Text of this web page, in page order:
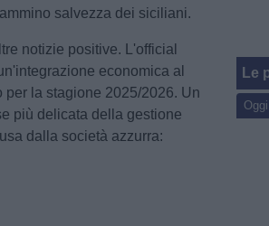
salvezza dei siciliani.
notizie positive. L'official
economica al
la stagione 2025/2026. Un
più delicata della gestione
dalla società azzurra:
Le
Oggi